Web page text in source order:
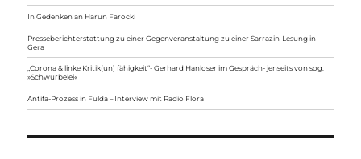
In Gedenken an Harun Farocki
Presseberichterstattung zu einer Gegenveranstaltung zu einer Sarrazin-Lesung in
Gera
„Corona & linke Kritik(un) fähigkeit“- Gerhard Hanloser im Gespräch- jenseits von sog.
»Schwurbelei«
Antifa-Prozess in Fulda – Interview mit Radio Flora